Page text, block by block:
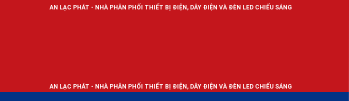
AN LẠC PHÁT - NHÀ PHÂN PHỐI THIẾT BỊ ĐIỆN, DÂY ĐIỆN VÀ ĐÈN LED CHIẾU SÁNG
AN LẠC PHÁT - NHÀ PHÂN PHỐI THIẾT BỊ ĐIỆN, DÂY ĐIỆN VÀ ĐÈN LED CHIẾU SÁNG